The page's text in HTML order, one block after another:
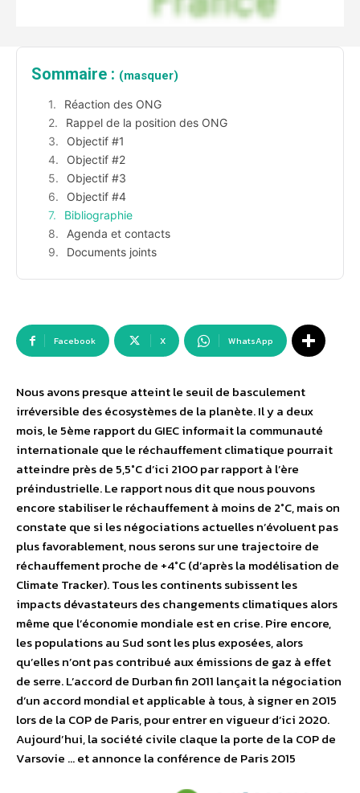
Sommaire : (masquer)
Réaction des ONG
Rappel de la position des ONG
Objectif #1
Objectif #2
Objectif #3
Objectif #4
Bibliographie
Agenda et contacts
Documents joints
Facebook X WhatsApp
Nous avons presque atteint le seuil de basculement
irréversible des écosystèmes de la planète. Il y a deux
mois, le 5ème rapport du GIEC informait la communauté
internationale que le réchauffement climatique pourrait
atteindre près de 5,5°C d’ici 2100 par rapport à l’ère
préindustrielle. Le rapport nous dit que nous pouvons
encore stabiliser le réchauffement à moins de 2°C, mais on
constate que si les négociations actuelles n’évoluent pas
plus favorablement, nous serons sur une trajectoire de
réchauffement proche de +4°C (d’après la modélisation de
Climate Tracker). Tous les continents subissent les
impacts dévastateurs des changements climatiques alors
même que l’économie mondiale est en crise. Pire encore,
les populations au Sud sont les plus exposées, alors
qu’elles n’ont pas contribué aux émissions de gaz à effet
de serre. L’accord de Durban fin 2011 lançait la négociation
d’un accord mondial et applicable à tous, à signer en 2015
lors de la COP de Paris, pour entrer en vigueur d’ici 2020.
Aujourd’hui, la société civile claque la porte de la COP de
Varsovie … et annonce la conférence de Paris 2015